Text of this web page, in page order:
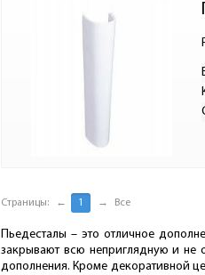
Страницы: ← 1 → Все
Пьедесталы – это отличное
закрывают всю неприглядную и не
дополнения. Кроме декоративной